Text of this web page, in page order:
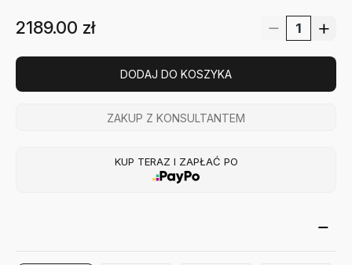
2189.00 zł
DODAJ DO KOSZYKA
ZAKUP Z KONSULTANTEM
KUP TERAZ I ZAPŁAĆ PO